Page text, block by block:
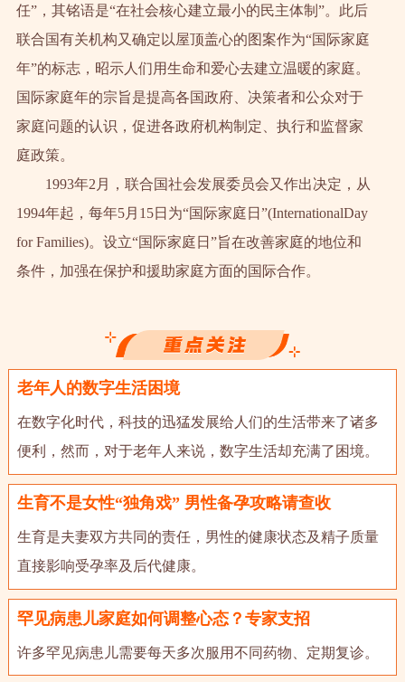
任”，其铭语是“在社会核心建立最小的民主体制”。此后
联合国有关机构又确定以屋顶盖心的图案作为“国际家庭
年”的标志，昭示人们用生命和爱心去建立温暖的家庭。
国际家庭年的宗旨是提高各国政府、决策者和公众对于
家庭问题的认识，促进各政府机构制定、执行和监督家
庭政策。
1993年2月，联合国社会发展委员会又作出决定，从
1994年起，每年5月15日为“国际家庭日”(InternationalDay
for Families)。设立“国际家庭日”旨在改善家庭的地位和
条件，加强在保护和援助家庭方面的国际合作。
老年人的数字生活困境
在数字化时代，科技的迅猛发展给人们的生活带来了诸多
便利，然而，对于老年人来说，数字生活却充满了困境。
生育不是女性“独角戏” 男性备孕攻略请查收
生育是夫妻双方共同的责任，男性的健康状态及精子质量
直接影响受孕率及后代健康。
罕见病患儿家庭如何调整心态？专家支招
许多罕见病患儿需要每天多次服用不同药物、定期复诊。